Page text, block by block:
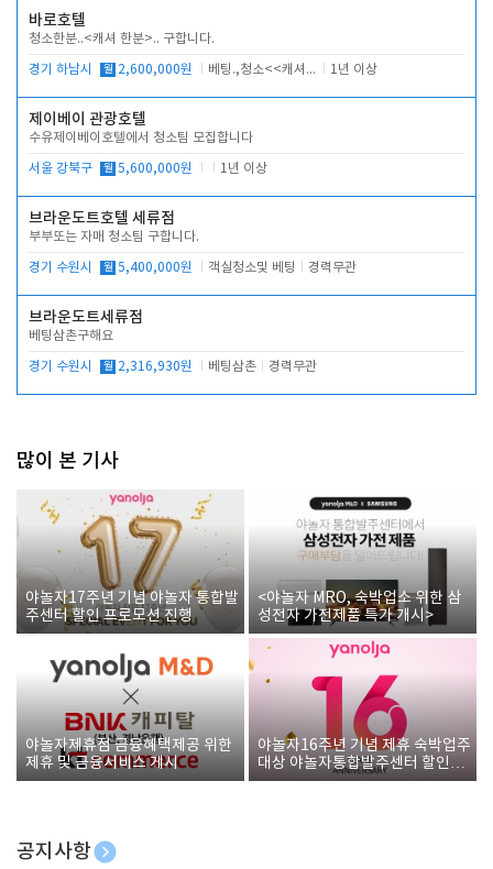
바로호텔
청소한분..<캐셔 한분>.. 구합니다.
경기 하남시 월 2,600,000원 베팅.,청소<<캐셔 모셔봅니다. 1년 이상
제이베이 관광호텔
수유제이베이호텔에서 청소팀 모집합니다
서울 강북구 월 5,600,000원 1년 이상
브라운도트호텔 세류점
부부또는 자매 청소팀 구합니다.
경기 수원시 월 5,400,000원 객실청소및 베팅 경력무관
브라운도트세류점
베팅삼촌구해요
경기 수원시 월 2,316,930원 베팅삼촌 경력무관
많이 본 기사
야놀자17주년 기념 야놀자 통합발
주센터 할인 프로모션 진행
<야놀자 MRO, 숙박업소 위한 삼
성전자 가전제품 특가 개시>
야놀자제휴점 금융혜택제공 위한
제휴 및 금융서비스 게시
야놀자16주년 기념 제휴 숙박업주
대상 야놀자통합발주센터 할인쿠
폰 증정
공지사항
[호텔업] 개인정보 처리방침 개정본1 (19.09.02)